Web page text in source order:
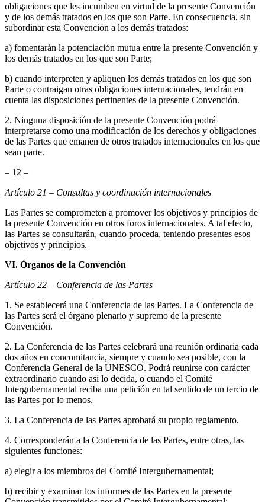
obligaciones que les incumben en virtud de la presente Convención
y de los demás tratados en los que son Parte. En consecuencia, sin
subordinar esta Convención a los demás tratados:
a) fomentarán la potenciación mutua entre la presente Convención y
los demás tratados en los que son Parte;
b) cuando interpreten y apliquen los demás tratados en los que son
Parte o contraigan otras obligaciones internacionales, tendrán en
cuenta las disposiciones pertinentes de la presente Convención.
2. Ninguna disposición de la presente Convención podrá
interpretarse como una modificación de los derechos y obligaciones
de las Partes que emanen de otros tratados internacionales en los que
sean parte.
– 12 –
Artículo 21 – Consultas y coordinación internacionales
Las Partes se comprometen a promover los objetivos y principios de
la presente Convención en otros foros internacionales. A tal efecto,
las Partes se consultarán, cuando proceda, teniendo presentes esos
objetivos y principios.
VI. Órganos de la Convención
Artículo 22 – Conferencia de las Partes
1. Se establecerá una Conferencia de las Partes. La Conferencia de
las Partes será el órgano plenario y supremo de la presente
Convención.
2. La Conferencia de las Partes celebrará una reunión ordinaria cada
dos años en concomitancia, siempre y cuando sea posible, con la
Conferencia General de la UNESCO. Podrá reunirse con carácter
extraordinario cuando así lo decida, o cuando el Comité
Intergubernamental reciba una petición en tal sentido de un tercio de
las Partes por lo menos.
3. La Conferencia de las Partes aprobará su propio reglamento.
4. Corresponderán a la Conferencia de las Partes, entre otras, las
siguientes funciones:
a) elegir a los miembros del Comité Intergubernamental;
b) recibir y examinar los informes de las Partes en la presente